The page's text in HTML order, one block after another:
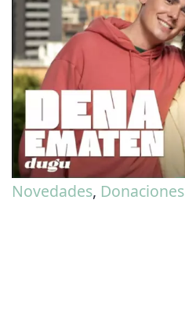
Novedades, Donaciones